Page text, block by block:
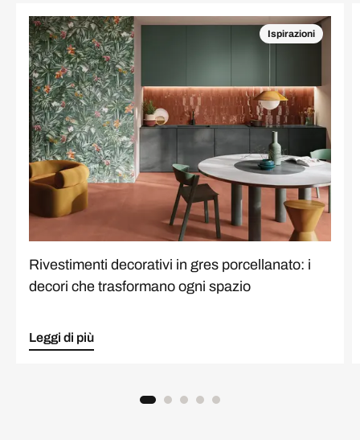
Ispirazioni
Rivestimenti decorativi in gres porcellanato: i
decori che trasformano ogni spazio
Leggi di più